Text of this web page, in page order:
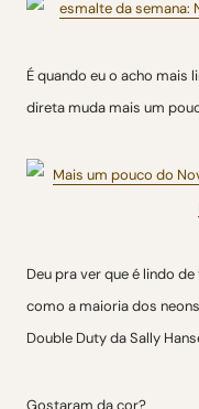
É quando eu o acho mais
direta muda mais um
Deu pra ver que é lindo
como a maioria dos
Double Duty da Sally
Gostaram da cor?